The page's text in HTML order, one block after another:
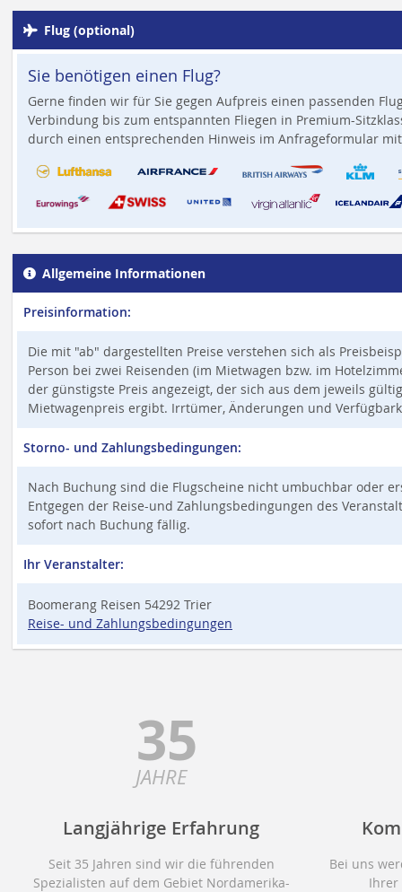
Flug (optional)
Sie benötigen einen Flug?
Gerne finden wir für Sie gegen Aufpreis einen passenden
Verbindung bis zum entspannten Fliegen in Premium-
durch einen entsprechenden Hinweis im Anfrageformular
Allgemeine Informationen
Preisinformation:
Die mit "ab" dargestellten Preise verstehen sich als
Person bei zwei Reisenden (im Mietwagen bzw. im
der günstigste Preis angezeigt, der sich aus dem jeweils
Mietwagenpreis ergibt. Irrtümer, Änderungen und
Storno- und Zahlungsbedingungen:
Nach Buchung sind die Flugscheine nicht umbuchbar oder
Entgegen der Reise-und Zahlungsbedingungen des
sofort nach Buchung fällig.
Ihr Veranstalter:
Boomerang Reisen 54292 Trier
Reise- und Zahlungsbedingungen
35
JAHRE
Langjährige Erfahrung
Seit 35 Jahren sind wir die führenden
Spezialisten auf dem Gebiet Nordamerika-
Bei uns
Ihrer